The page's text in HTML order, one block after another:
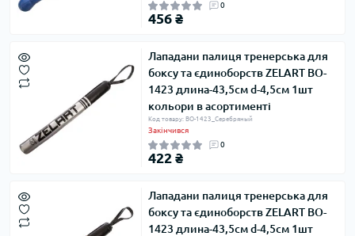
0
456 ₴
Лападани палиця тренерська для
боксу та єдиноборств ZELART BO-
1423 длина-43,5см d-4,5см 1шт
кольори в асортименті
Код товару: BO-1423_Серебряный
Закінчився
0
422 ₴
Лападани палиця тренерська для
боксу та єдиноборств ZELART BO-
1423 длина-43,5см d-4,5см 1шт